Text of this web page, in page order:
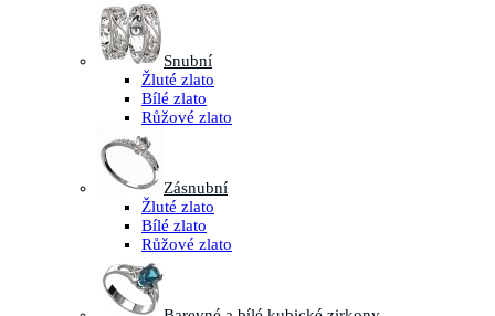
Snubní
Žluté zlato
Bílé zlato
Růžové zlato
Zásnubní
Žluté zlato
Bílé zlato
Růžové zlato